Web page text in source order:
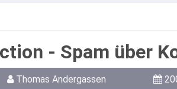
- Spam über
Thomas Andergassen